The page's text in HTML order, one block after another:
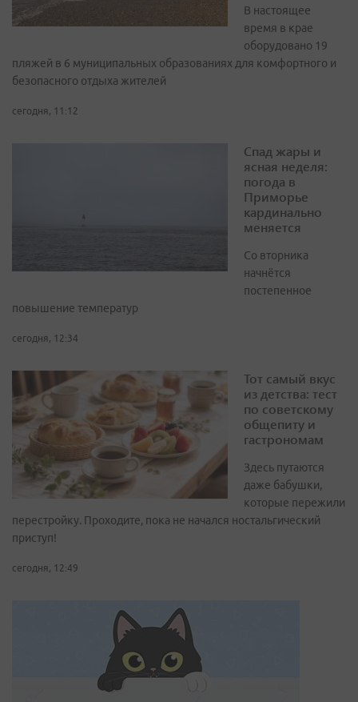
В настоящее
время в крае
оборудовано 19
пляжей в 6 муниципальных образованиях для комфортного и
безопасного отдыха жителей
сегодня, 11:12
Спад жары и
ясная неделя:
погода в
Приморье
кардинально
меняется
Со вторника
начнётся
постепенное
повышение температур
сегодня, 12:34
Тот самый вкус
из детства: тест
по советскому
общепиту и
гастрономам
Здесь путаются
даже бабушки,
которые пережили
перестройку. Проходите, пока не начался ностальгический
приступ!
сегодня, 12:49